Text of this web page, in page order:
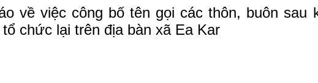
về việc công bố tên gọi các thôn, buôn sau
chức lại trên địa bàn xã Ea Kar